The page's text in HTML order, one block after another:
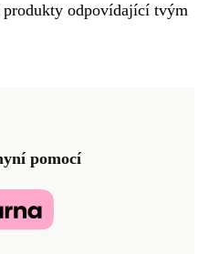
produkty odpovídající tvým
pomocí